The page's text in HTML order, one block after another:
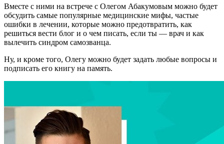
Вместе с ними на встрече с Олегом Абакумовым можно будет
обсудить самые популярные медицинские мифы, частые
ошибки в лечении, которые можно предотвратить, как
решиться вести блог и о чем писать, если ты — врач и как
вылечить синдром самозванца.
Ну, и кроме того, Олегу можно будет задать любые вопросы и
подписать его книгу на память.